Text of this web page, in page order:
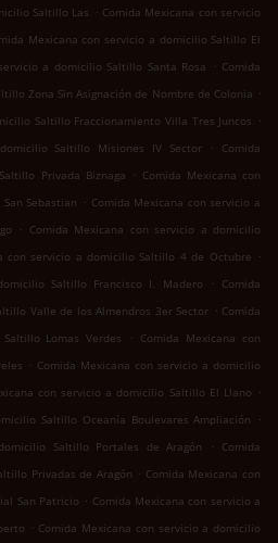
Saltillo Las . Comida Mexicana con servicio
Mexicana con servicio a domicilio Saltillo El
a domicilio Saltillo Santa Rosa . Comida
Zona Sin Asignación de Nombre de Colonia .
Saltillo Fraccionamiento Villa Tres Juncos .
Saltillo Misiones IV Sector
.
Comida
Privada Biznaga
. Comida Mexicana con
Sebastian . Comida Mexicana con servicio a
. Comida Mexicana con servicio a domicilio
con servicio a domicilio Saltillo 4 de Octubre .
Saltillo Francisco I. Madero
. Comida
Valle de los Almendros 3er Sector . Comida
Lomas Verdes
. Comida Mexicana con
. Comida Mexicana con servicio a domicilio
con servicio a domicilio Saltillo El Llano .
Saltillo Oceanía Boulevares Ampliación
.
Saltillo Portales de Aragón
. Comida
Privadas de Aragón . Comida Mexicana con
San Patricio . Comida Mexicana con servicio a
. Comida Mexicana con servicio a domicilio